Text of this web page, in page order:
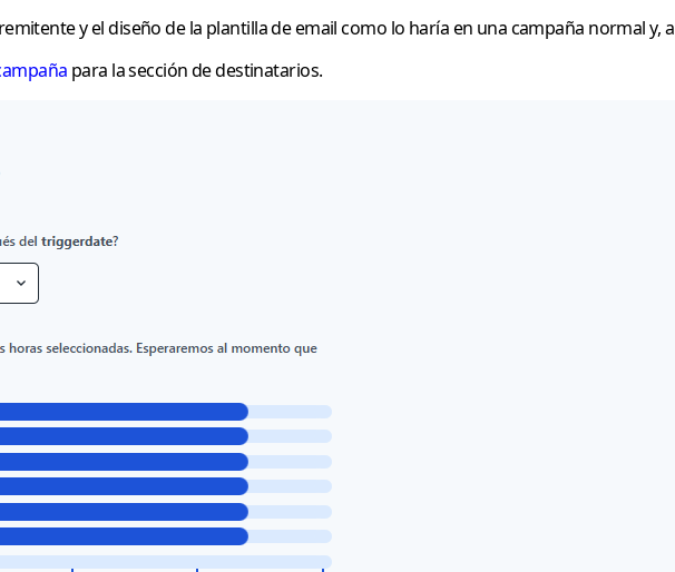
y el diseño de la plantilla de email como lo haría en una campaña normal y,
para la sección de destinatarios.